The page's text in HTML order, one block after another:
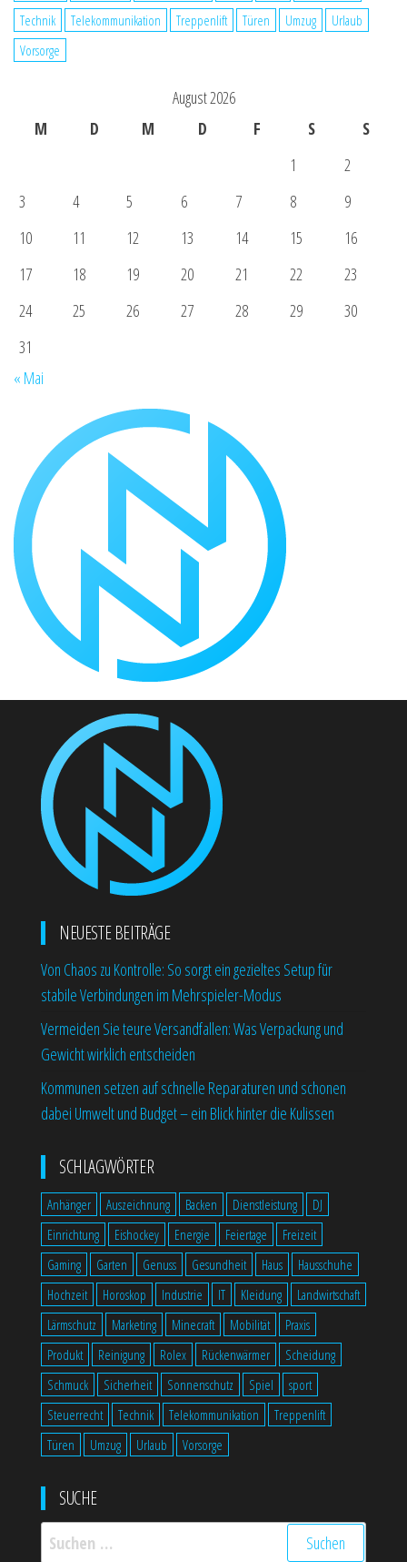
Technik
Telekommunikation Treppenlift Türen Umzug
Urlaub
Vorsorge
August 2026
M
D M D F S
S
1
2
3
4 5 6 7 8
9
10
11 12 13 14 15
16
17
18 19 20 21 22
23
24
25 26 27 28 29
30
31
« Mai
NEUESTE BEITRÄGE
Von Chaos zu Kontrolle: So sorgt ein gezieltes Setup für
stabile Verbindungen im Mehrspieler-Modus
Vermeiden Sie teure Versandfallen: Was Verpackung und
Gewicht wirklich entscheiden
Kommunen setzen auf schnelle Reparaturen und schonen
dabei Umwelt und Budget – ein Blick hinter die Kulissen
SCHLAGWÖRTER
Anhänger Auszeichnung Backen Dienstleistung
DJ
Einrichtung
Eishockey Energie Feiertage
Freizeit
Gaming
Garten Genuss Gesundheit Haus
Hausschuhe
Hochzeit
Horoskop Industrie IT Kleidung
Landwirtschaft
Lärmschutz
Marketing Minecraft Mobilität
Praxis
Produkt
Reinigung Rolex Rückenwärmer
Scheidung
Schmuck
Sicherheit Sonnenschutz Spiel
sport
Steuerrecht
Technik Telekommunikation
Treppenlift
Türen
Umzug Urlaub Vorsorge
SUCHE
Suchen